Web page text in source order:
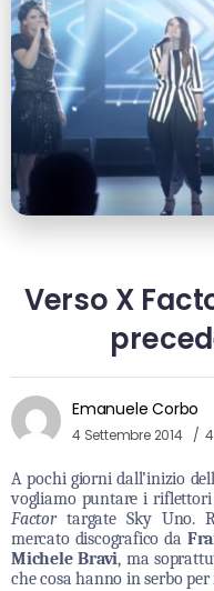
Verso X
Emanuele Corbo
4 Settembre 2014
A pochi giorni dall’inizio
vogliamo puntare i
Factortargate Sky Uno.
mercato discografico da
Michele Bravi, ma
che cosa hanno in serbo